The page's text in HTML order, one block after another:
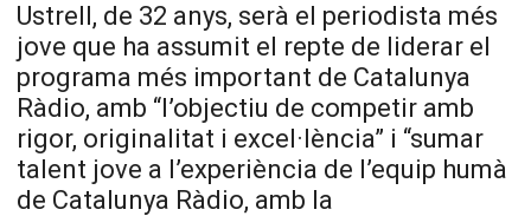
Ustrell, de 32 anys, serà el periodista més
jove que ha assumit el repte de liderar el
programa més important de Catalunya
Ràdio, amb “l’objectiu de competir amb
rigor, originalitat i excel·lència” i “sumar
talent jove a l’experiència de l’equip humà
de Catalunya Ràdio, amb la